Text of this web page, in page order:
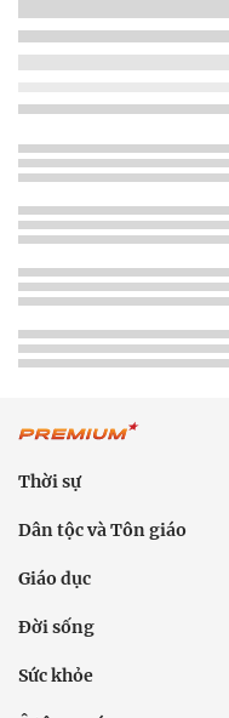
Thời sự
Dân tộc và Tôn giáo
Giáo dục
Đời sống
Sức khỏe